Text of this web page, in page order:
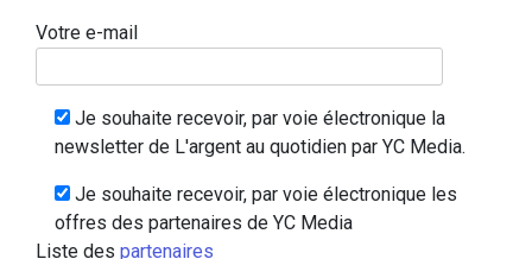
Votre e-mail
Je souhaite recevoir, par voie électronique la
newsletter de L'argent au quotidien par YC Media.
Je souhaite recevoir, par voie électronique les
offres des partenaires de YC Media
Liste des partenaires